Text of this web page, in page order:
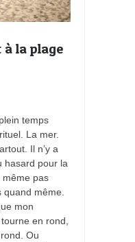
la plage
temps
La mer.
Il n’y a
hasard pour la
même pas
quand même.
mon
en rond,
Ou